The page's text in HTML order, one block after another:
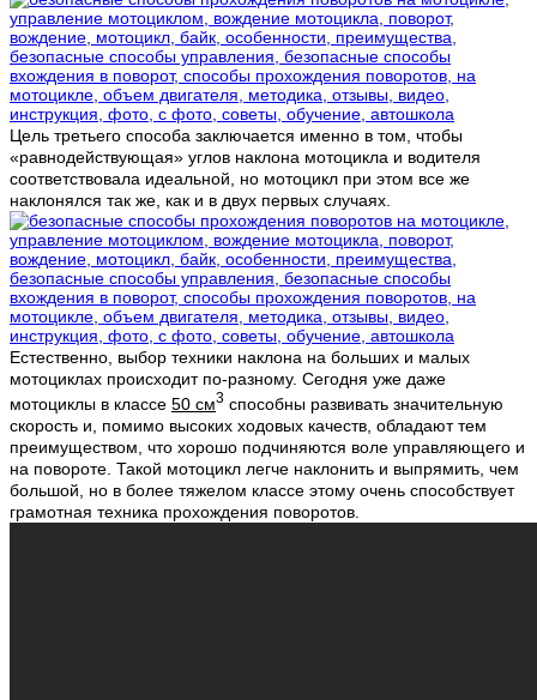
Цель третьего способа заключается именно в том, чтобы
«равнодействующая» углов наклона мотоцикла и водителя
соответствовала идеальной, но мотоцикл при этом все же
наклонялся так же, как и в двух первых случаях.
Естественно, выбор техники наклона на больших и малых
мотоциклах происходит по-разному. Сегодня уже даже
мотоциклы в классе 50 см3 способны развивать значительную
скорость и, помимо высоких ходовых качеств, обладают тем
преимуществом, что хорошо подчиняются воле управляющего и
на повороте. Такой мотоцикл легче наклонить и выпрямить, чем
большой, но в более тяжелом классе этому очень способствует
грамотная техника прохождения поворотов.